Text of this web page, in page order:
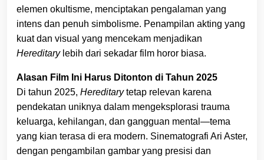
elemen okultisme, menciptakan pengalaman yang
intens dan penuh simbolisme. Penampilan akting yang
kuat dan visual yang mencekam menjadikan
Hereditarylebih dari sekadar film horor biasa.
Alasan Film Ini Harus Ditonton di Tahun 2025
Di tahun 2025, Hereditarytetap relevan karena
pendekatan uniknya dalam mengeksplorasi trauma
keluarga, kehilangan, dan gangguan mental—tema
yang kian terasa di era modern. Sinematografi Ari Aster,
dengan pengambilan gambar yang presisi dan